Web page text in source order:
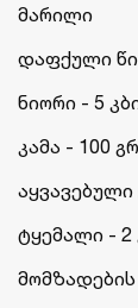
მარილი
დაფქული
ნიორი - 5
კამა - 100 გრ
აყვავებული
ტყემალი - 2
მომზადების